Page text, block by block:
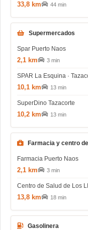
33,8 km 44 min
Supermercados
Spar Puerto Naos
2,1 km 3 min
SPAR La Esquina ·
10,1 km 13 min
SuperDino Tazacorte
10,2 km 13 min
Farmacia y centro
Farmacia Puerto Naos
2,1 km 3 min
Centro de Salud de Los
13,8 km 18 min
Gasolinera